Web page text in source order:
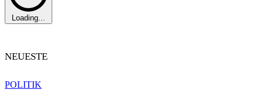
Loading...
NEUESTE
POLITIK